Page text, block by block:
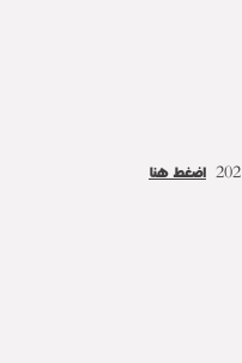
اضغط هنا